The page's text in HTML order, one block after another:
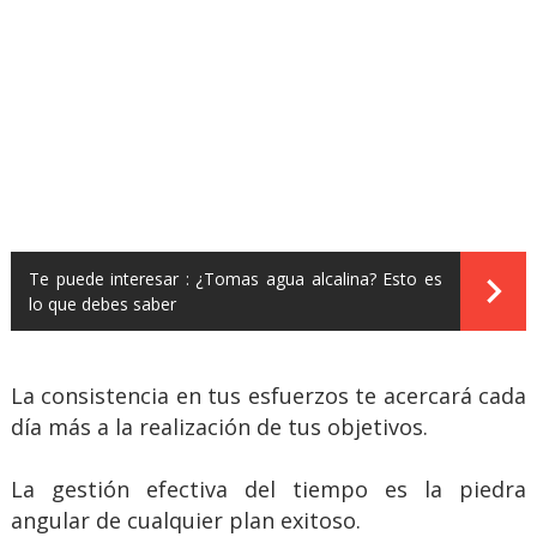
Te puede interesar : ¿Tomas agua alcalina? Esto es
lo que debes saber
La consistencia en tus esfuerzos te acercará cada
día más a la realización de tus objetivos.
La gestión efectiva del tiempo es la piedra
angular de cualquier plan exitoso.